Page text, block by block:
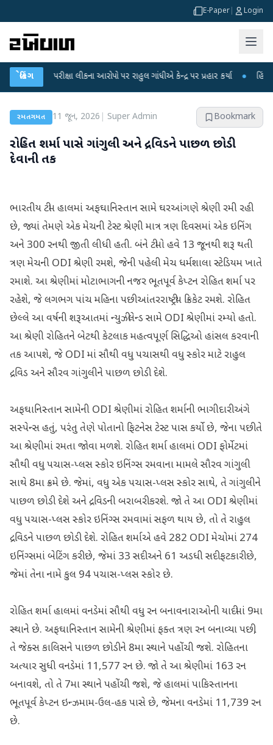
E-Paper Login
બ્રેકિંગ
NET પરીક્ષા લીકના આરોપો પર રાહુલ ગાંધીએ કેન્દ્ર પર પ્રહાર કર્યા ● હિંમતનગરમાં
રમતગમત 11 જૂન, 2026 Super Admin Bookmark
રોહિત શર્મા પાસે ગાંગુલી અને દ્રવિડને પાછળ છોડી
દેવાની તક
ભારતીય ટીમ હાલમાં અફઘાનિસ્તાન સામે ઘરઆંગણે શ્રેણી રમી રહી
છે, જ્યાં તેમણે એક મેચની ટેસ્ટ શ્રેણી માત્ર ત્રણ દિવસમાં એક ઇનિંગ
અને 300 રનથી જીતી લીધી હતી. બંને ટીમો હવે 13 જૂનથી શરૂ થતી
ત્રણ મેચની ODI શ્રેણી રમશે, જેની પહેલી મેચ ધર્મશાલા સ્ટેડિયમ ખાતે
રમાશે. આ શ્રેણીમાં મોટાભાગની નજર ભૂતપૂર્વ કેપ્ટન રોહિત શર્મા પર
રહેશે, જે લગભગ પાંચ મહિના પછી આંતરરાષ્ટ્રીય ક્રિકેટ રમશે. રોહિત
છેલ્લે આ વર્ષની શરૂઆતમાં ન્યુઝીલેન્ડ સામે ODI શ્રેણીમાં રમ્યો હતો.
આ શ્રેણી રોહિતને બેટથી કેટલાક મહત્વપૂર્ણ સિદ્ધિઓ હાંસલ કરવાની
તક આપશે, જે ODI માં સૌથી વધુ પચાસથી વધુ સ્કોર માટે રાહુલ
દ્રવિડ અને સૌરવ ગાંગુલીને પાછળ છોડી દેશે.
અફઘાનિસ્તાન સામેની ODI શ્રેણીમાં રોહિત શર્માની ભાગીદારી અંગે
સસ્પેન્સ હતું, પરંતુ તેણે પોતાનો ફિટનેસ ટેસ્ટ પાસ કર્યો છે, જેના પછી તે
આ શ્રેણીમાં રમતા જોવા મળશે. રોહિત શર્મા હાલમાં ODI ફોર્મેટમાં
સૌથી વધુ પચાસ-પ્લસ સ્કોર ઇનિંગ્સ રમવાના મામલે સૌરવ ગાંગુલી
સાથે 8મા ક્રમે છે. જેમાં, વધુ એક પચાસ-પ્લસ સ્કોર સાથે, તે ગાંગુલીને
પાછળ છોડી દેશે અને દ્રવિડની બરાબરી કરશે. જો તે આ ODI શ્રેણીમાં
વધુ પચાસ-પ્લસ સ્કોર ઇનિંગ્સ રમવામાં સફળ થાય છે, તો તે રાહુલ
દ્રવિડને પાછળ છોડી દેશે. રોહિત શર્માએ હવે 282 ODI મેચોમાં 274
ઇનિંગ્સમાં બેટિંગ કરી છે, જેમાં 33 સદી અને 61 અડધી સદી ફટકારી છે,
જેમાં તેના નામે કુલ 94 પચાસ-પ્લસ સ્કોર છે.
રોહિત શર્મા હાલમાં વનડેમાં સૌથી વધુ રન બનાવનારાઓની યાદીમાં 9મા
સ્થાને છે. અફઘાનિસ્તાન સામેની શ્રેણીમાં ફક્ત ત્રણ રન બનાવ્યા પછી,
તે જેક્સ કાલિસને પાછળ છોડીને 8મા સ્થાને પહોંચી જશે. રોહિતના
અત્યાર સુધી વનડેમાં 11,577 રન છે. જો તે આ શ્રેણીમાં 163 રન
બનાવશે, તો તે 7મા સ્થાને પહોંચી જશે, જે હાલમાં પાકિસ્તાનના
ભૂતપૂર્વ કેપ્ટન ઇન્ઝમામ-ઉલ-હક પાસે છે, જેમના વનડેમાં 11,739 રન
છે.